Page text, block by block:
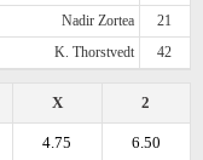
Nadir Zortea
21
K. Thorstvedt
42
2
X
6.50
4.75